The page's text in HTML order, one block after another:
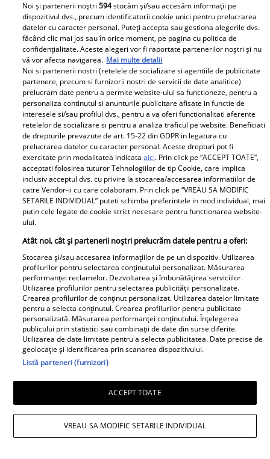
Observator News
"Am muncit 31 de ani degeaba".
Sorin, prins în capcana banilor
35.000 de lei
Libertatea pentru Femei
Bona Irinei
Columbeanu spune
Ca la Bollywood! Cum s-
Noi și partenerii noștri594stocăm și/sau accesăm informații pe
dispozitivul dvs., precum identificatorii cookie unici pentru prelucrarea
datelor cu caracter personal. Puteți accepta sau gestiona alegerile dvs.
făcând clic mai jos sau în orice moment, pe pagina cu politica de
confidențialitate. Aceste alegeri vor fi raportate partenerilor noștri și nu
vă vor afecta navigarea. Mai multe detalii
Noi si partenerii nostri (retelele de socializare si agentiile de publicitate
partenere, precum si furnizorii nostri de servicii de date analitice)
prelucram date pentru a permite website-ului sa functioneze, pentru a
personaliza continutul si anunturile publicitare afisate in functie de
interesele si/sau profilul dvs., pentru a va oferi functionalitati aferente
retelelor de socializare si pentru a analiza traficul pe website. Beneficiati
de drepturile prevazute de art. 15-22 din GDPR in legatura cu
prelucrarea datelor cu caracter personal. Aceste drepturi pot fi
exercitate prin modalitatea indicataaici. Prin click pe “ACCEPT TOATE”,
acceptati folosirea tuturor Tehnologiilor de tip Cookie, care implica
inclusiv acceptul dvs. cu privire la stocarea/accesarea informatiilor de
catre Vendor-ii cu care colaboram. Prin click pe “VREAU SA MODIFIC
SETARILE INDIVIDUAL” puteti schimba preferintele in mod individual, mai
putin cele legate de cookie strict necesare pentru functionarea website-
ului.
Atât noi, cât și partenerii noștri prelucrăm datele pentru a oferi:
Stocarea și/sau accesarea informațiilor de pe un dispozitiv. Utilizarea
profilurilor pentru selectarea conținutului personalizat. Măsurarea
performanței reclamelor. Dezvoltarea și îmbunătățirea serviciilor.
Utilizarea profilurilor pentru selectarea publicității personalizate.
Crearea profilurilor de conținut personalizat. Utilizarea datelor limitate
pentru a selecta conținutul. Crearea profilurilor pentru publicitate
personalizată. Măsurarea performanței conținutului. Înțelegerea
publicului prin statistici sau combinații de date din surse diferite.
Utilizarea de date limitate pentru a selecta publicitatea. Date precise de
geolocație și identificarea prin scanarea dispozitivului.
Listă parteneri (furnizori)
ACCEPT TOATE
VREAU SA MODIFIC SETARILE INDIVIDUAL